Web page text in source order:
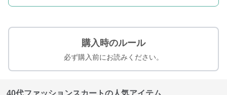
購入時のルール
必ず購入前にお読みください。
40代ファッションスカートの人気アイテム